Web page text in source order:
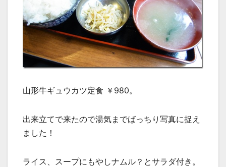
山形牛ギュウカツ定食 ￥980。
出来立てで来たので湯気までばっちり写真に捉え
ました！
ライス、スープにもやしナムル？とサラダ付き。